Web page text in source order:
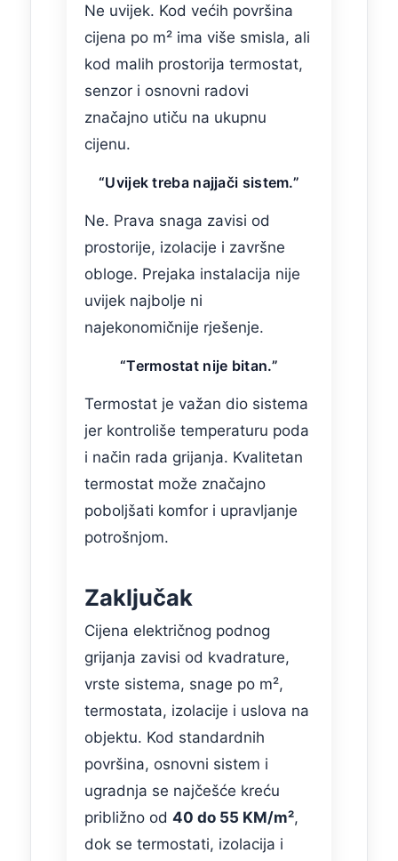
Ne uvijek. Kod većih površina
cijena po m² ima više smisla, ali
kod malih prostorija termostat,
senzor i osnovni radovi
značajno utiču na ukupnu
cijenu.
“Uvijek treba najjači sistem.”
Ne. Prava snaga zavisi od
prostorije, izolacije i završne
obloge. Prejaka instalacija nije
uvijek najbolje ni
najekonomičnije rješenje.
“Termostat nije bitan.”
Termostat je važan dio sistema
jer kontroliše temperaturu poda
i način rada grijanja. Kvalitetan
termostat može značajno
poboljšati komfor i upravljanje
potrošnjom.
Zaključak
Cijena električnog podnog
grijanja zavisi od kvadrature,
vrste sistema, snage po m²,
termostata, izolacije i uslova na
objektu. Kod standardnih
površina, osnovni sistem i
ugradnja se najčešće kreću
približno od 40 do 55 KM/m²,
dok se termostati, izolacija i